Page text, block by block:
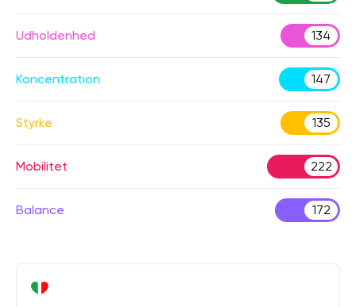
Udholdenhed 134
Koncentration 147
Styrke 135
Mobilitet 222
Balance 172